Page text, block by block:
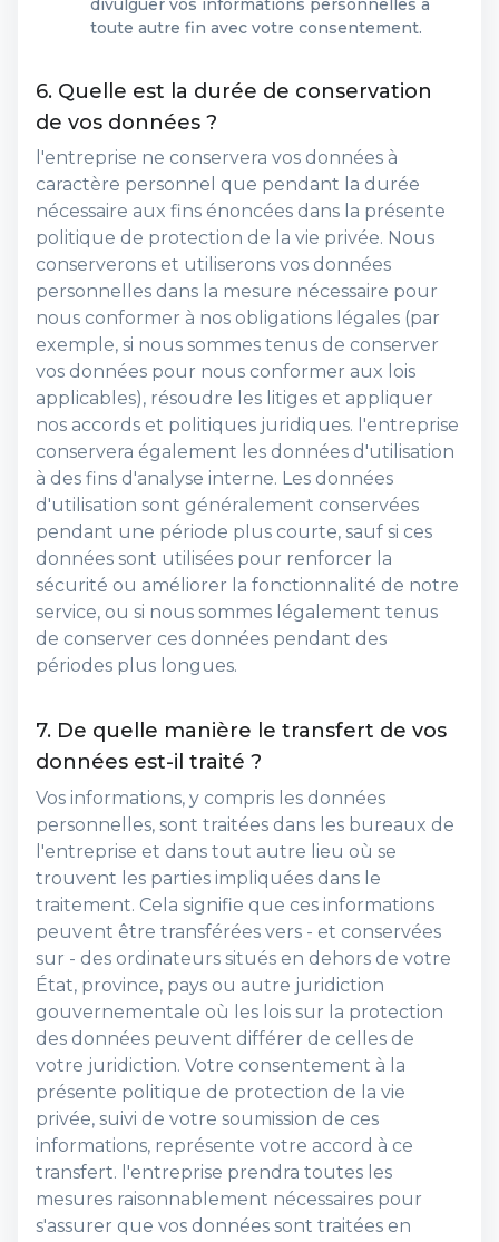
divulguer vos informations personnelles à
toute autre fin avec votre consentement.
6. Quelle est la durée de conservation
de vos données ?
l'entreprise ne conservera vos données à
caractère personnel que pendant la durée
nécessaire aux fins énoncées dans la présente
politique de protection de la vie privée. Nous
conserverons et utiliserons vos données
personnelles dans la mesure nécessaire pour
nous conformer à nos obligations légales (par
exemple, si nous sommes tenus de conserver
vos données pour nous conformer aux lois
applicables), résoudre les litiges et appliquer
nos accords et politiques juridiques. l'entreprise
conservera également les données d'utilisation
à des fins d'analyse interne. Les données
d'utilisation sont généralement conservées
pendant une période plus courte, sauf si ces
données sont utilisées pour renforcer la
sécurité ou améliorer la fonctionnalité de notre
service, ou si nous sommes légalement tenus
de conserver ces données pendant des
périodes plus longues.
7. De quelle manière le transfert de vos
données est-il traité ?
Vos informations, y compris les données
personnelles, sont traitées dans les bureaux de
l'entreprise et dans tout autre lieu où se
trouvent les parties impliquées dans le
traitement. Cela signifie que ces informations
peuvent être transférées vers - et conservées
sur - des ordinateurs situés en dehors de votre
État, province, pays ou autre juridiction
gouvernementale où les lois sur la protection
des données peuvent différer de celles de
votre juridiction. Votre consentement à la
présente politique de protection de la vie
privée, suivi de votre soumission de ces
informations, représente votre accord à ce
transfert. l'entreprise prendra toutes les
mesures raisonnablement nécessaires pour
s'assurer que vos données sont traitées en